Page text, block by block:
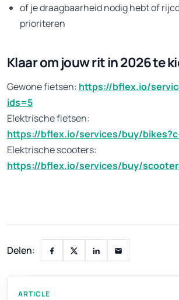
of je draagbaarheid nodig hebt of
prioriteren
Klaar om jouw rit in 2026 te
Gewone fietsen: https://bflex.io/
ids=5
Elektrische fietsen:
https://bflex.io/services/buy/
Elektrische scooters:
https://bflex.io/services/buy/
Delen:
ARTICLE